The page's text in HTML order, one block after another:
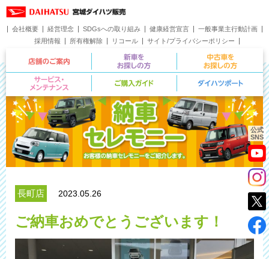
公式
SNS
会社概要 経営理念 SDGsへの取り組み 健康経営宣言
一般事業主行動計画
採用情報
所有権解除 リコール
サイト/プライバシーポリシー
お問い合わせ
店舗のご案内 新車をお探しの方
サービス・メンテナンス ご購入ガイド
長町店 2023.05.26
ご納車おめでとうございます！